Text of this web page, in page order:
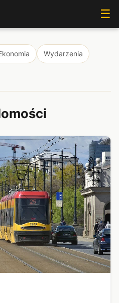
☰
Wydarzenia